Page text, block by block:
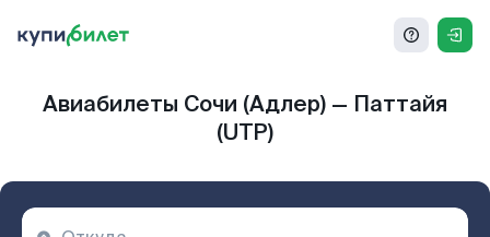
Авиабилеты Сочи (Адлер) — Паттайя
(UTP)